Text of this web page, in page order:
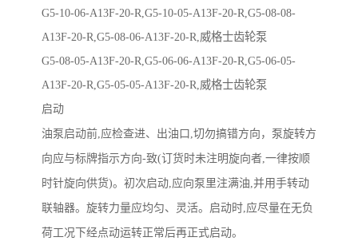
G5-10-06-A13F-20-R,G5-10-05-A13F-20-R,G5-08-08-
A13F-20-R,G5-08-06-A13F-20-R,威格士齿轮泵
G5-08-05-A13F-20-R,G5-06-06-A13F-20-R,G5-06-05-
A13F-20-R,G5-05-05-A13F-20-R,威格士齿轮泵
启动
油泵启动前,应检查进、出油口,切勿搞错方向，泵旋转方
向应与标牌指示方向-致(订货时未注明旋向者,一律按顺
时针旋向供货)。初次启动,应向泵里注满油,并用手转动
联轴器。旋转力量应均匀、灵活。启动时,应尽量在无负
荷工况下经点动运转正常后再正式启动。